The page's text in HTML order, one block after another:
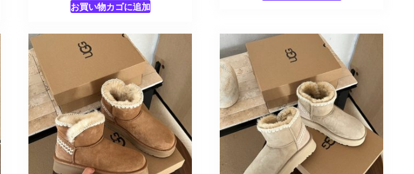
お買い物カゴに追加